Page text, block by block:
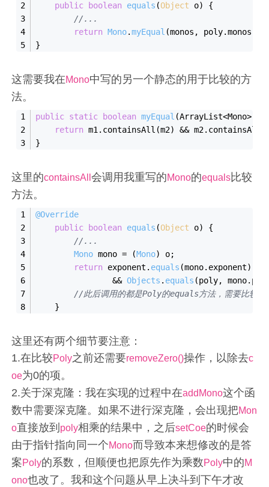
public
boolean equals (Object o)
{
//...
return Mono.myEqual (monos, poly.monos
}
这需要我在Mono中写的另一个静态的用于比较的方
法。
public static boolean myEqual (ArrayList<Mono>
return m1.containsAll(m2) && m2.containsAll(
}
这里的containsAll会调用我重写的Mono的equals比较
方法。
@Override
public
boolean equals (Object o)
{
//...
Mono mono = (Mono) o;
return exponent. equals (mono. exponent)
                &&
Objects . equals (poly, mono.
//此后调用的都是Poly的equals方法，需要比较系
    }
这里还有两个细节要注意：
1.在比较Poly之前还需要removeZero()操作，以除去c
oe为0的项。
2.关于深克隆：我在实现的过程中在addMono这个函
数中需要深克隆。如果不进行深克隆，会出现把Mon
o直接放到 poly相乘的结果中，之后setCoe的时候会
由于指针指向同一个Mono而导致本来想修改的是答
案Poly的系数，但顺便也把原先作为乘数Poly中的M
ono也改了。我和这个问题从早上决斗到下午才改